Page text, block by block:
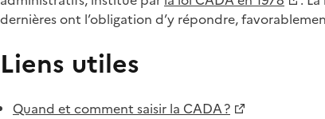
dernières ont l’obligation d’y répondre,
Liens utiles
Quand et comment saisir la CADA ?